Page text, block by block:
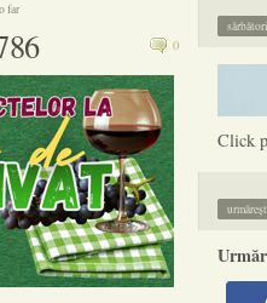
far
0
Click